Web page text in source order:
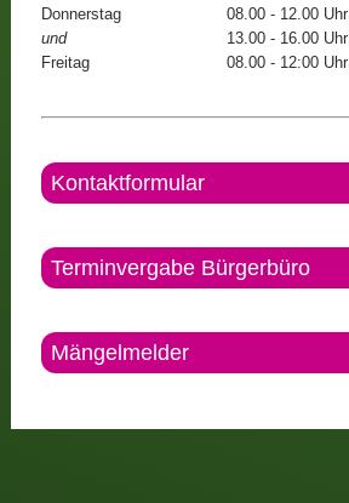
Donnerstag
08.00 - 12.00 Uhr
und
13.00 - 16.00 Uhr
Freitag
08.00 - 12:00 Uhr
Kontaktformular
Terminvergabe Bürgerbüro
Mängelmelder